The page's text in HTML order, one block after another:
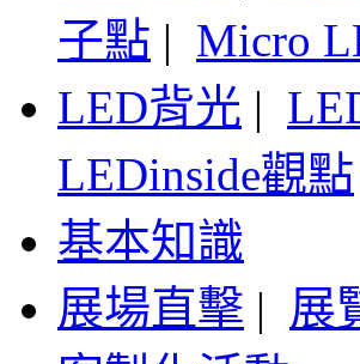
子點 | Micro
LED背光 |
LEDinside觀點
基本知識
展場直擊 | 展